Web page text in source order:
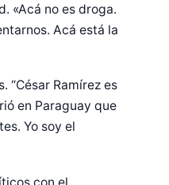
«Acá no es droga.
Acá está la
“César Ramírez es
en Paraguay que
Yo soy el